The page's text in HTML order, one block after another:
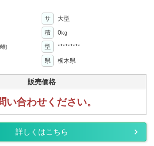
サ
大型
積 0kg
) 型
*********
県 栃木県
販売価格
い合わせください。
詳しくはこちら